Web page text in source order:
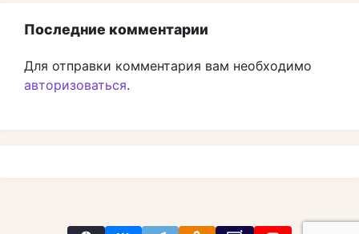
Последние комментарии
Для отправки комментария вам необходимо
авторизоваться.